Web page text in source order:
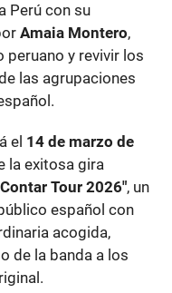
Perú con su
Amaia Montero,
peruano y revivir los
las agrupaciones
el 14 de marzo de
la exitosa gira
Tour 2026", un
español con
acogida,
de la banda a los